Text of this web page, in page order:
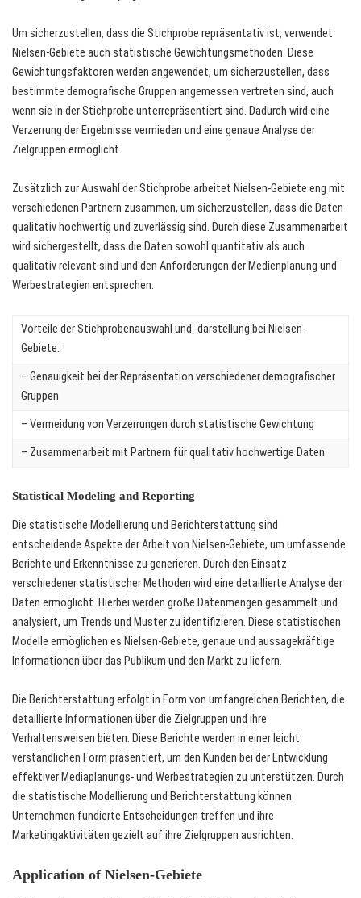
Um sicherzustellen, dass die Stichprobe repräsentativ ist, verwendet
Nielsen-Gebiete auch statistische Gewichtungsmethoden. Diese
Gewichtungsfaktoren werden angewendet, um sicherzustellen, dass
bestimmte demografische Gruppen angemessen vertreten sind, auch
wenn sie in der Stichprobe unterrepräsentiert sind. Dadurch wird eine
Verzerrung der Ergebnisse vermieden und eine genaue Analyse der
Zielgruppen ermöglicht.
Zusätzlich zur Auswahl der Stichprobe arbeitet Nielsen-Gebiete eng mit
verschiedenen Partnern zusammen, um sicherzustellen, dass die Daten
qualitativ hochwertig und zuverlässig sind. Durch diese Zusammenarbeit
wird sichergestellt, dass die Daten sowohl quantitativ als auch
qualitativ relevant sind und den Anforderungen der Medienplanung und
Werbestrategien entsprechen.
Vorteile der Stichprobenauswahl und -darstellung bei Nielsen-
Gebiete:
– Genauigkeit bei der Repräsentation verschiedener demografischer
Gruppen
– Vermeidung von Verzerrungen durch statistische Gewichtung
– Zusammenarbeit mit Partnern für qualitativ hochwertige Daten
Statistical Modeling and Reporting
Die statistische Modellierung und Berichterstattung sind
entscheidende Aspekte der Arbeit von Nielsen-Gebiete, um umfassende
Berichte und Erkenntnisse zu generieren. Durch den Einsatz
verschiedener statistischer Methoden wird eine detaillierte Analyse der
Daten ermöglicht. Hierbei werden große Datenmengen gesammelt und
analysiert, um Trends und Muster zu identifizieren. Diese statistischen
Modelle ermöglichen es Nielsen-Gebiete, genaue und aussagekräftige
Informationen über das Publikum und den Markt zu liefern.
Die Berichterstattung erfolgt in Form von umfangreichen Berichten, die
detaillierte Informationen über die Zielgruppen und ihre
Verhaltensweisen bieten. Diese Berichte werden in einer leicht
verständlichen Form präsentiert, um den Kunden bei der Entwicklung
effektiver Mediaplanungs- und Werbestrategien zu unterstützen. Durch
die statistische Modellierung und Berichterstattung können
Unternehmen fundierte Entscheidungen treffen und ihre
Marketingaktivitäten gezielt auf ihre Zielgruppen ausrichten.
Application of Nielsen-Gebiete